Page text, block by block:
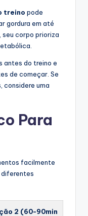
treino pode
gordura em até
seu corpo prioriza
antes do treino e
de começar. Se
considere uma
Para
facilmente
diferentes
2 (60-90min